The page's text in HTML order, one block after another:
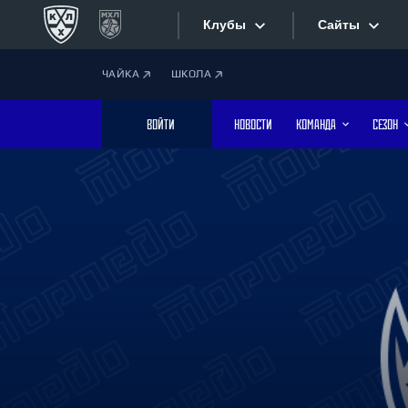
Клубы
Дивизион Боброва
Лада
Сайты
Текстовые
Фотобанк
ЧАЙКА ШКОЛА
ВОЙТИ НОВОСТИ КОМАНДА СЕЗОН